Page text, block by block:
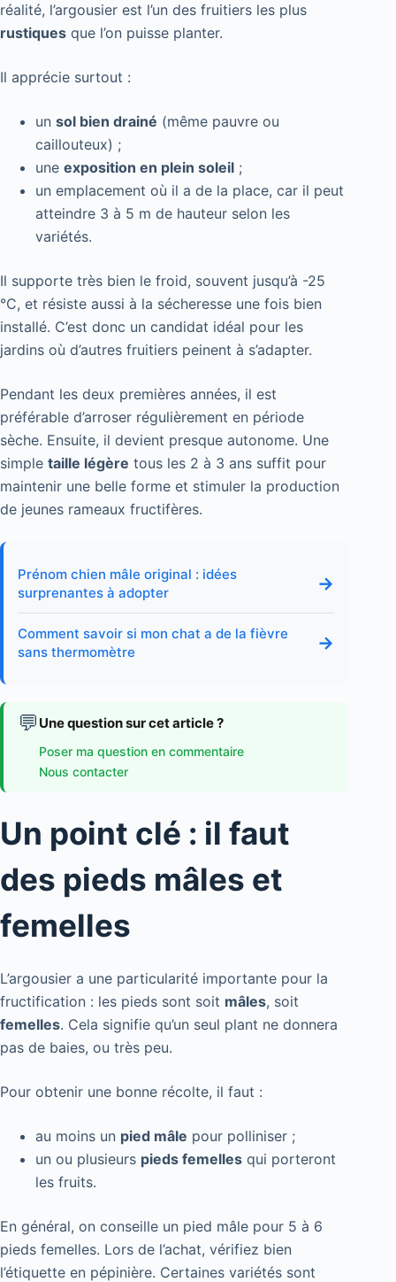
réalité, l’argousier est l’un des fruitiers les plus
rustiques que l’on puisse planter.
Il apprécie surtout :
un sol bien drainé (même pauvre ou
caillouteux) ;
une exposition en plein soleil ;
un emplacement où il a de la place, car il peut
atteindre 3 à 5 m de hauteur selon les
variétés.
Il supporte très bien le froid, souvent jusqu’à -25
°C, et résiste aussi à la sécheresse une fois bien
installé. C’est donc un candidat idéal pour les
jardins où d’autres fruitiers peinent à s’adapter.
Pendant les deux premières années, il est
préférable d’arroser régulièrement en période
sèche. Ensuite, il devient presque autonome. Une
simple taille légère tous les 2 à 3 ans suffit pour
maintenir une belle forme et stimuler la production
de jeunes rameaux fructifères.
Prénom chien mâle original : idées
surprenantes à adopter
→
Comment savoir si mon chat a de la fièvre
sans thermomètre
→
💬 Une question sur cet article ?
Poser ma question en commentaire
Nous contacter
Un point clé : il faut
des pieds mâles et
femelles
L’argousier a une particularité importante pour la
fructification : les pieds sont soit mâles, soit
femelles. Cela signifie qu’un seul plant ne donnera
pas de baies, ou très peu.
Pour obtenir une bonne récolte, il faut :
au moins un pied mâle pour polliniser ;
un ou plusieurs pieds femelles qui porteront
les fruits.
En général, on conseille un pied mâle pour 5 à 6
pieds femelles. Lors de l’achat, vérifiez bien
l’étiquette en pépinière. Certaines variétés sont